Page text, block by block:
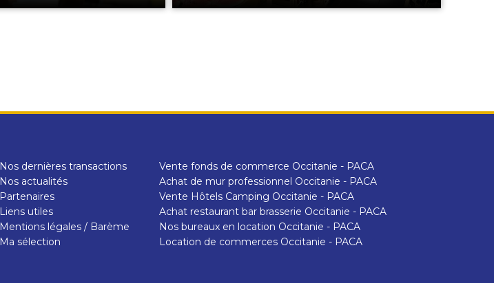
Nos dernières transactions
Nos actualités
Partenaires
Liens utiles
Mentions légales / Barème
Ma sélection
Vente fonds de commerce Occitanie - PACA
Achat de mur professionnel Occitanie - PACA
Vente Hôtels Camping Occitanie - PACA
Achat restaurant bar brasserie Occitanie - PACA
Nos bureaux en location Occitanie - PACA
Location de commerces Occitanie - PACA